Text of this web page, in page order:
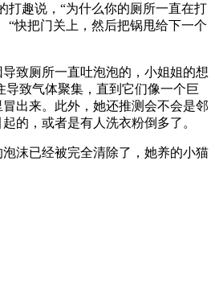
打趣说，“为什么你的厕所一直在打
“快把门关上，然后把锅甩给下一个
致厕所一直吐泡泡的，小姐姐的想
导致气体聚集，直到它们像一个巨
出来。此外，她还推测会不会是邻
的，或者是有人洗衣粉倒多了。
沫已经被完全清除了，她养的小猫